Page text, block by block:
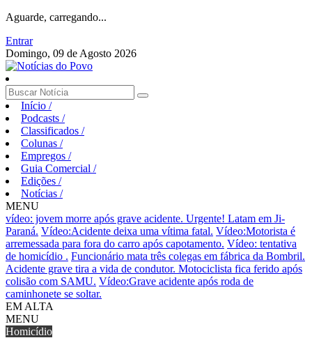
Aguarde, carregando...
Entrar
Domingo, 09 de Agosto 2026
Início /
Podcasts /
Classificados /
Colunas /
Empregos /
Guia Comercial /
Edições /
Notícias /
MENU
vídeo: jovem morre após grave acidente. Urgente! Latam em Ji-
Paraná. Vídeo:Acidente deixa uma vítima fatal. Vídeo:Motorista é
arremessada para fora do carro após capotamento. Vídeo: tentativa
de homicídio . Funcionário mata três colegas em fábrica da Bombril.
Acidente grave tira a vida de condutor. Motociclista fica ferido após
colisão com SAMU. Vídeo:Grave acidente após roda de
caminhonete se soltar.
EM ALTA
MENU
Homicídio